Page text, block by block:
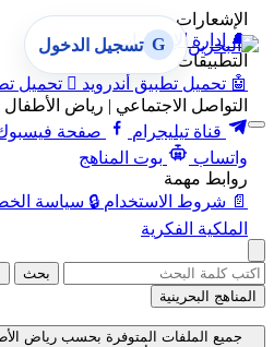
الإشعارات
🔔 إدارة الإشعارات
التطبيقات
🤖 تحميل تطبيق أندرويد  تحميل
التواصل الاجتماعي | رياض الأطفال
قناة تيليجرام
صفحة
واتساب
بوت المناهج
روابط مهمة
📄 شروط الاستخدام 🔒 سياسة
الملكية الفكرية
G تسجيل الدخول
بحث
المناهج البحرينية
جميع الملفات المتوفرة بحسب رياض